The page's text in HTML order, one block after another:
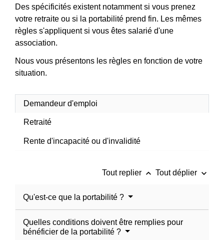
Des spécificités existent notamment si vous prenez
votre retraite ou si la portabilité prend fin. Les mêmes
règles s'appliquent si vous êtes salarié d'une
association.
Nous vous présentons les règles en fonction de votre
situation.
Demandeur d'emploi
Retraité
Rente d'incapacité ou d'invalidité
Tout replier keyboard_arrow_up Tout déplier keyboard_arrow_down
Qu'est-ce que la portabilité ?
Quelles conditions doivent être remplies pour
bénéficier de la portabilité ?